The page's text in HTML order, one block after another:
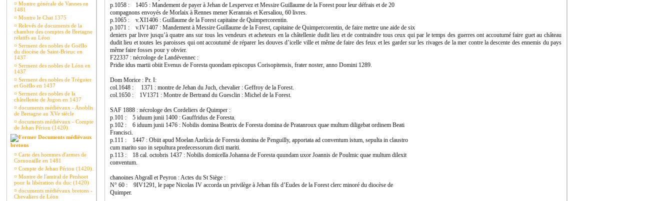
¤ Montre générale de Vannes en
1481
¤ Montre le Chat 1375
¤ Relevés de documents de la
chambre des comptes de Bretagne
relatifs au Léon
¤ Serment des nobles de Goëllo
du diocèse de Saint-Brieuc en
1437
¤ Serment des nobles de Léon en
1437
¤ Serment des nobles de Tréguier
et Goëllo en 1437
¤ Serment des nobles de la
châtellenie de Jugon en 1437
¤ documents médiévaux - Anoblis
de Bretagne au XVe siècle
¤ documents médiévaux - Compte
de Jehan Périou (1420).
Documents médiévaux
bretons
¤ Carte des hommes d'armes de
Cornouaille en 1481
¤ Compte de Jehan Périou (1420).
¤ Montre de l'amiral de Penhoet
pour la libération du duc (1420)
¤ documents médiévaux bretons -
Chevaliers de Léon
p.1058 : 1405 : Mandement de payer à Jehan de Lespervez et Messire Guillaume de la Forest pour leur défrais et de 20
compagnons envoyés de Morlaix à Rennes mener Keranrais et Kersaliou, 60 livres.
p.1065 : v.XI1406 : Guillaume de la Forest capitaine de Quimpercorentin.
p.1071 : v.IV1407 : Mandement à Messire Guillaume de la Forest, capitaine de Quimpercorentin, de faire mettre une aide de six
deniers par livre jusqu’à quatre ans sur tous les vendeurs et acheteurs en la châtellenie dudit lieu et de contraindre tous ceux qui par le temps des guerres ont accoutumé faire guet au château
dudit lieu et toutes les paroisses qui ont accoutumé de réparer les douves d’icelle ville et même de faire des feux et les garder sur les rivages de la mer contre la descente des ennemis du pays
même faire fosses pour y obvier.
F22337 : nécrologe de Landévennec :
Pridie idus martii obiit Evenus de Foresta quondam episcopus Corisopitensis, frater noster, anno Domini 1289.
Dom Morice : Pr. I:
col.1648 : 1371 : montre de Jehan du Juch, chevalier : Geffroy de la Forest.
col.1650 : 1V1371 : Montre de Bertrand du Guesclin : Michel de la Forest.
SAF 1888 : nécrologe des Cordeliers de Quimper :
p.101 : 5 iduum junii 1400 : Gauffridus de Foresta.
p.102 : 6 iduum junii 1476 : Nobilis domina Beatrix de Foresta domina de Pratanroux quae multum diligebat ordinem Beati
Francisci.
p.111 : 1447 : Obiit apud Moelan Azelicia de Foresta domina de Penguilly, apportata ad conventum istum, sepulta in claustro
cum marito suo in sepultura predecessorum dicti mariti.
p.113 : 18 cal. octobris 1437 : Nobilis domicella Johanna de Foresta quundam uxor Joannis de Poulmic quae multum dilexit
conventum.
chanoines Abgrall et Peyron : Actes du St Siège :
N° 60 : 9IV1291, le pape Nicolas IV accorda un privilège à Jehan fils d’Eudes de la Forest clerc minoré du diocèse de
Quimper.